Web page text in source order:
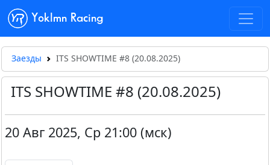
Yoklmn Racing
Заезды ITS SHOWTIME #8 (20.08.2025)
ITS SHOWTIME #8 (20.08.2025)
20 Авг 2025, Ср 21:00 (мск)